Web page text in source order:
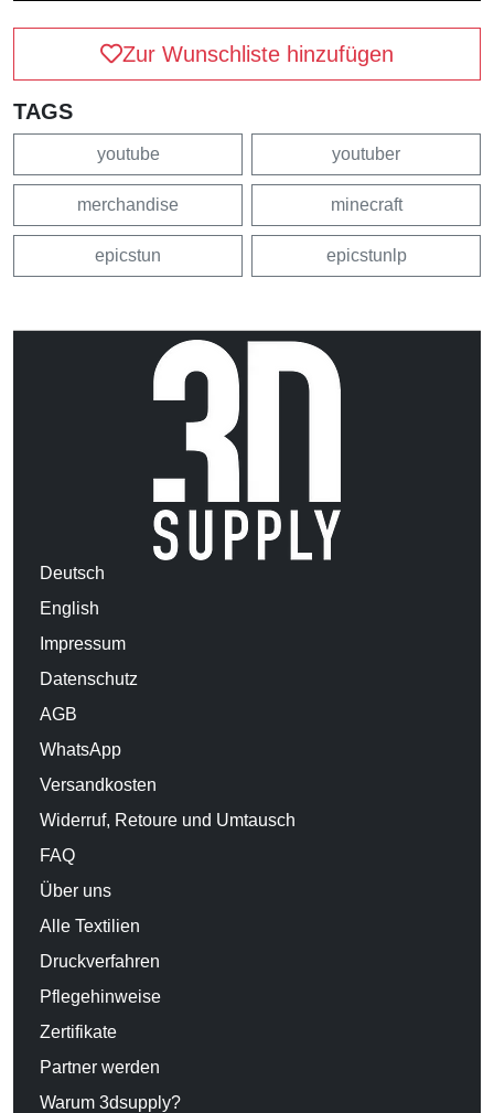
Zur Wunschliste hinzufügen
TAGS
youtube youtuber
merchandise minecraft
epicstun epicstunlp
Deutsch
English
Impressum
Datenschutz
AGB
WhatsApp
Versandkosten
Widerruf, Retoure und Umtausch
FAQ
Über uns
Alle Textilien
Druckverfahren
Pflegehinweise
Zertifikate
Partner werden
Warum 3dsupply?